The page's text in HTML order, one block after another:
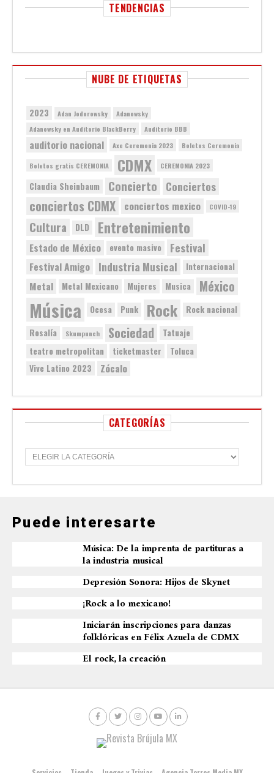
TENDENCIAS
NUBE DE ETIQUETAS
2023 Adan Jodorowsky
Adanowsky
Adanowsky en Auditorio BlackBerry
Auditorio BBB
auditorio nacional Axe Ceremonia 2023 Boletos Ceremonia
Boletos gratis CEREMONIA CDMX CEREMONIA 2023
Claudia Sheinbaum Concierto Conciertos
conciertos CDMX conciertos mexico COVID-19
Cultura DLD Entretenimiento
Estado de México evento masivo Festival
Festival Amigo Industria Musical Internacional
Metal Metal Mexicano Mujeres Musica México
Música Ocesa Punk Rock
Rock nacional
Rosalía
Skumpunch Sociedad
Tatuaje
teatro metropolitan
ticketmaster
Toluca
Vive Latino 2023
Zócalo
CATEGORÍAS
C
a
e
í
a
Puede interesarte
Música: De la imprenta de partituras a
la industria musical
Depresión Sonora: Hijos de Skynet
¡Rock a lo mexicano!
Iniciarán inscripciones para danzas
folklóricas en Félix Azuela de CDMX
El rock, la creación